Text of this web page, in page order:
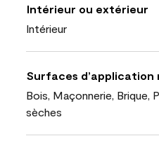
Intérieur ou extérieur
Intérieur
Surfaces d’application
Bois, Maçonnerie, Brique,
sèches